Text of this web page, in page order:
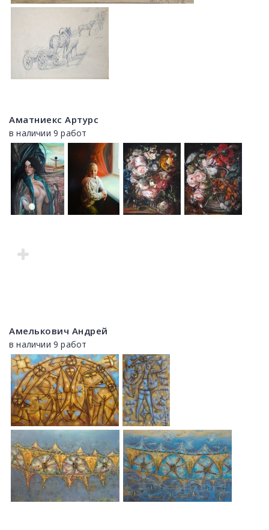
Аматниекс Артурс
в наличии 9 работ
Амелькович Андрей
в наличии 9 работ